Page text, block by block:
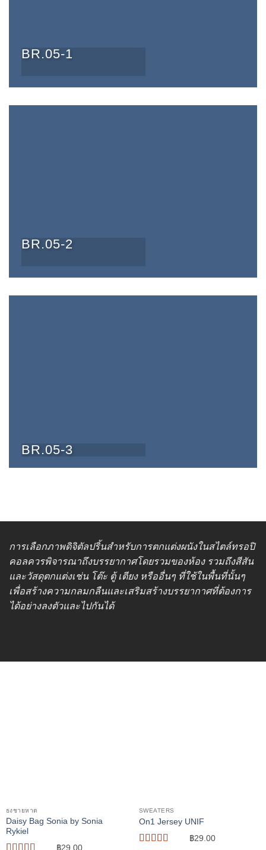
BR.05-1
BR.05-2
BR.05-3
การเลือกภาพดิจิตัลปริ้นสำหรับการตกแต่งผนังในสไตล์ทรอปิ
คอลควรพิจารณาถึงบรรยากาศโดยรวมของห้อง รวมถึงสีสัน
และวัสดุตกแต่งเช่น โต๊ะ ตู้ เตียง หรืออื่นๆ ที่ใช้ในพื้นที่นั้นๆ
เพื่อสร้างความกลมกลืนและเสริมสร้างบรรยากาศที่ต้องการ
ได้อย่างลงตัวและไปกันได้
ธงชายหาด
Daisy Bag Sonia by Sonia
Rykiel
SWEATERS
On1 Jersey UNIF
฿29.00